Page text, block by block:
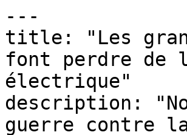
---
title: "Les
font perdre de
électrique"
description:
guerre contre